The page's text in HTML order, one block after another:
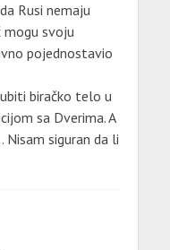
Rusi nemaju
mogu svoju
pojednostavio
biračko telo u
sa Dverima. A
Nisam siguran da li